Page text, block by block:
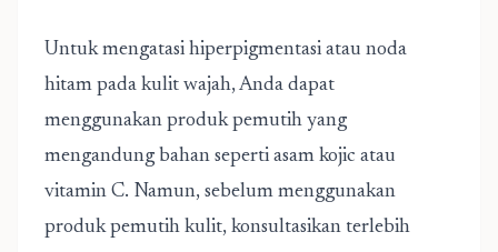
Untuk mengatasi hiperpigmentasi atau noda
hitam pada kulit wajah, Anda dapat
menggunakan produk pemutih yang
mengandung bahan seperti asam kojic atau
vitamin C. Namun, sebelum menggunakan
produk pemutih kulit, konsultasikan terlebih